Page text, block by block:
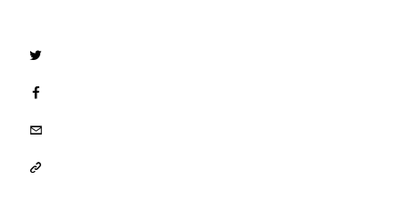
TWITTER
FACEBOOK
EMAIL
COPY